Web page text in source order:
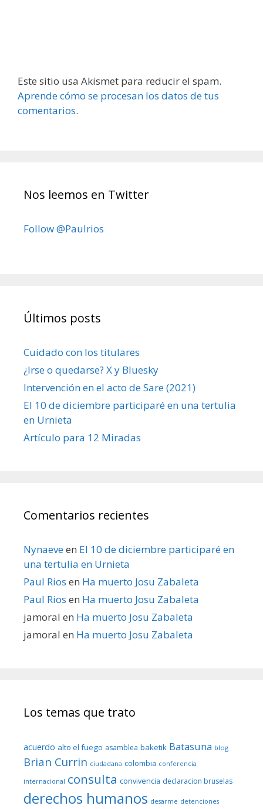
Este sitio usa Akismet para reducir el spam.
Aprende cómo se procesan los datos de tus
comentarios.
Nos leemos en Twitter
Follow @Paulrios
Últimos posts
Cuidado con los titulares
¿Irse o quedarse? X y Bluesky
Intervención en el acto de Sare (2021)
El 10 de diciembre participaré en una tertulia
en Urnieta
Artículo para 12 Miradas
Comentarios recientes
Nynaeveen El 10 de diciembre participaré en
una tertulia en Urnieta
Paul Rios en Ha muerto Josu Zabaleta
Paul Rios en Ha muerto Josu Zabaleta
jamoral en Ha muerto Josu Zabaleta
jamoral en Ha muerto Josu Zabaleta
Los temas que trato
acuerdo alto el fuego asamblea baketik Batasuna blog
Brian Currin ciudadana colombia conferencia
internacional consulta convivencia declaracion bruselas
derechos humanos desarme detenciones